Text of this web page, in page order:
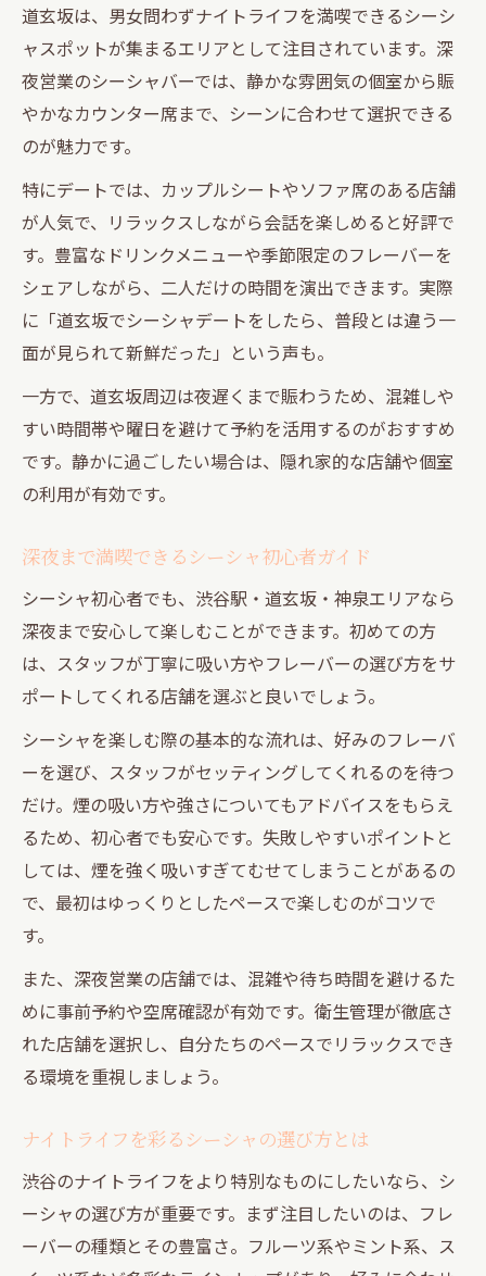
験
渋谷駅近で男女に人気のシーシャスポット
コスパ重視で選ぶおすすめシーシャの理由
個室で味わう渋谷シーシャの魅力とは
男女で楽しむプライベートシーシャ空間
渋谷駅周辺で個室シーシャが人気の理由
デートや女子会に最適な個室シーシャ体験
落ち着いて語らう道玄坂の個室シーシャ
道玄坂は、男女問わずナイトライフを満喫できるシーシ
ャスポットが集まるエリアとして注目されています。深
夜営業のシーシャバーでは、静かな雰囲気の個室から賑
やかなカウンター席まで、シーンに合わせて選択できる
のが魅力です。
特にデートでは、カップルシートやソファ席のある店舗
が人気で、リラックスしながら会話を楽しめると好評で
す。豊富なドリンクメニューや季節限定のフレーバーを
シェアしながら、二人だけの時間を演出できます。実際
に「道玄坂でシーシャデートをしたら、普段とは違う一
面が見られて新鮮だった」という声も。
一方で、道玄坂周辺は夜遅くまで賑わうため、混雑しや
すい時間帯や曜日を避けて予約を活用するのがおすすめ
です。静かに過ごしたい場合は、隠れ家的な店舗や個室
の利用が有効です。
深夜まで満喫できるシーシャ初心者ガイド
シーシャ初心者でも、渋谷駅・道玄坂・神泉エリアなら
深夜まで安心して楽しむことができます。初めての方
は、スタッフが丁寧に吸い方やフレーバーの選び方をサ
ポートしてくれる店舗を選ぶと良いでしょう。
シーシャを楽しむ際の基本的な流れは、好みのフレーバ
ーを選び、スタッフがセッティングしてくれるのを待つ
だけ。煙の吸い方や強さについてもアドバイスをもらえ
るため、初心者でも安心です。失敗しやすいポイントと
しては、煙を強く吸いすぎてむせてしまうことがあるの
で、最初はゆっくりとしたペースで楽しむのがコツで
す。
また、深夜営業の店舗では、混雑や待ち時間を避けるた
めに事前予約や空席確認が有効です。衛生管理が徹底さ
れた店舗を選択し、自分たちのペースでリラックスでき
る環境を重視しましょう。
ナイトライフを彩るシーシャの選び方とは
渋谷のナイトライフをより特別なものにしたいなら、シ
ーシャの選び方が重要です。まず注目したいのは、フレ
ーバーの種類とその豊富さ。フルーツ系やミント系、ス